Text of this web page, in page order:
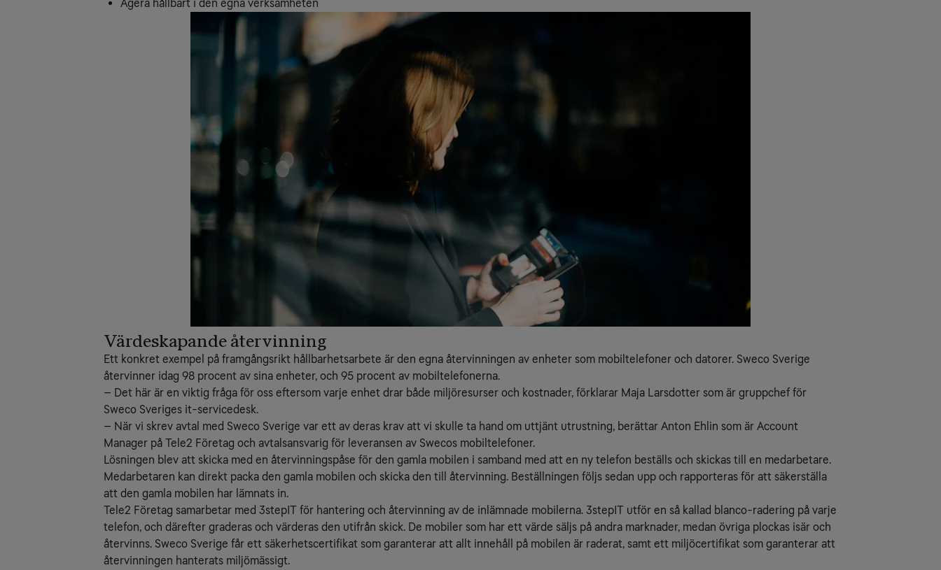
Agera hållbart i den egna verksamheten
Värdeskapande återvinning
Ett konkret exempel på framgångsrikt hållbarhetsarbete är den egna återvinningen av enheter som mobiltelefoner och datorer. Sweco Sverige
återvinner idag 98 procent av sina enheter, och 95 procent av mobiltelefonerna.
– Det här är en viktig fråga för oss eftersom varje enhet drar både miljöresurser och kostnader, förklarar Maja Larsdotter som är gruppchef för
Sweco Sveriges it-servicedesk.
– När vi skrev avtal med Sweco Sverige var ett av deras krav att vi skulle ta hand om uttjänt utrustning, berättar Anton Ehlin som är Account
Manager på Tele2 Företag och avtalsansvarig för leveransen av Swecos mobiltelefoner.
Lösningen blev att skicka med en återvinningspåse för den gamla mobilen i samband med att en ny telefon beställs och skickas till en medarbetare.
Medarbetaren kan direkt packa den gamla mobilen och skicka den till återvinning. Beställningen följs sedan upp och rapporteras för att säkerställa
att den gamla mobilen har lämnats in.
Tele2 Företag samarbetar med 3stepIT för hantering och återvinning av de inlämnade mobilerna. 3stepIT utför en så kallad blanco-radering på varje
telefon, och därefter graderas och värderas den utifrån skick. De mobiler som har ett värde säljs på andra marknader, medan övriga plockas isär och
återvinns. Sweco Sverige får ett säkerhetscertifikat som garanterar att allt innehåll på mobilen är raderat, samt ett miljöcertifikat som garanterar att
återvinningen hanterats miljömässigt.